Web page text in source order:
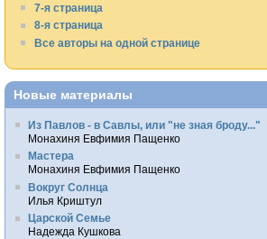
7-я страница
8-я страница
Все авторы на одной странице
Новые материалы
Из Павлов - в Савлы, или "не зная броду..."
Монахиня Евфимия Пащенко
Мастера
Монахиня Евфимия Пащенко
Вокруг Солнца
Илья Криштул
Царской Семье
Надежда Кушкова